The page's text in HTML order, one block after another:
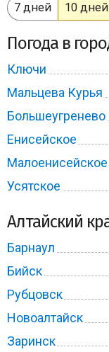
7 дней 10 дней
Погода в
Ключи
Мальцева Курья
Большеугренево
Енисейское
Малоенисейское
Усятское
Алтайский
Барнаул
Бийск
Рубцовск
Новоалтайск
Заринск